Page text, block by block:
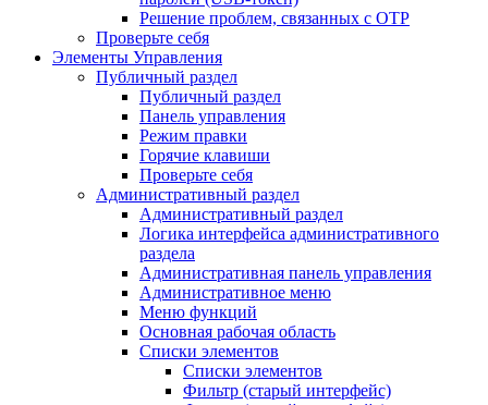
Решение проблем, связанных с OTP
Проверьте себя
Элементы Управления
Публичный раздел
Публичный раздел
Панель управления
Режим правки
Горячие клавиши
Проверьте себя
Административный раздел
Административный раздел
Логика интерфейса административного
раздела
Административная панель управления
Административное меню
Меню функций
Основная рабочая область
Списки элементов
Списки элементов
Фильтр (старый интерфейс)